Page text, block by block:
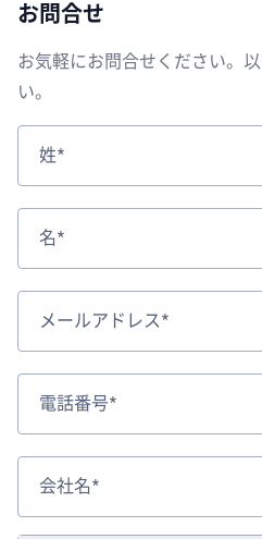
お問合せ
お気軽にお問合せください。
い。
姓*
名*
メールアドレス*
電話番号*
会社名*